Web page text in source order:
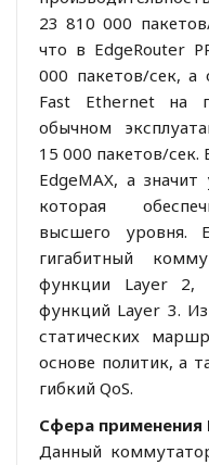
23 810 000
что в EdgeRouter
000 пакетов/сек, а
Fast Ethernet на
обычном
15 000 пакетов/сек.
EdgeMAX, а
которая
высшего уровня.
гигабитный
функции Layer 2,
функций Layer 3.
статических
основе политик, а
гибкий QoS.
Сфера применения
Данный